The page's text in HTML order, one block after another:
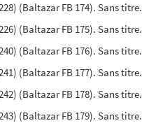
(Baltazar FB 174). Sans
(Baltazar FB 175). Sans
(Baltazar FB 176). Sans
(Baltazar FB 177). Sans
(Baltazar FB 178). Sans
(Baltazar FB 179). Sans